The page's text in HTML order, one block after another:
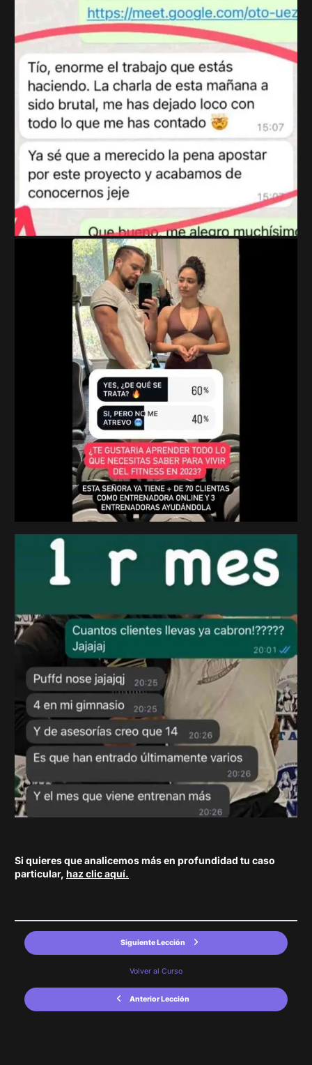
Si quieres que analicemos más en profundidad tu caso
particular, haz clic aquí.
Anterior Lección
Volver al Curso
Siguiente Lección